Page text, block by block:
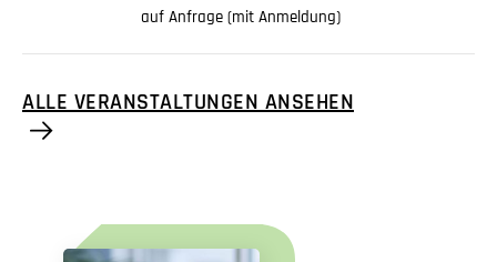
auf Anfrage (mit Anmeldung)
ALLE VERANSTALTUNGEN ANSEHEN